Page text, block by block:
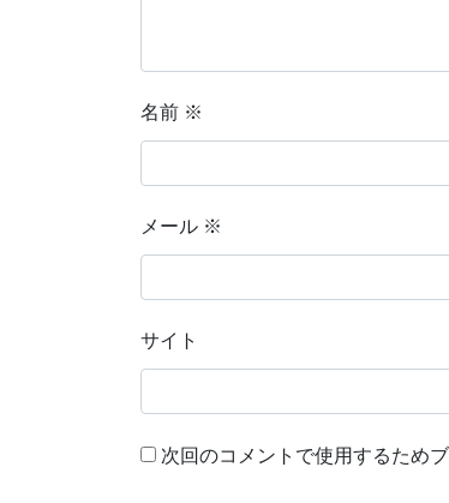
名前 ※
メール ※
サイト
次回のコメントで使用するため